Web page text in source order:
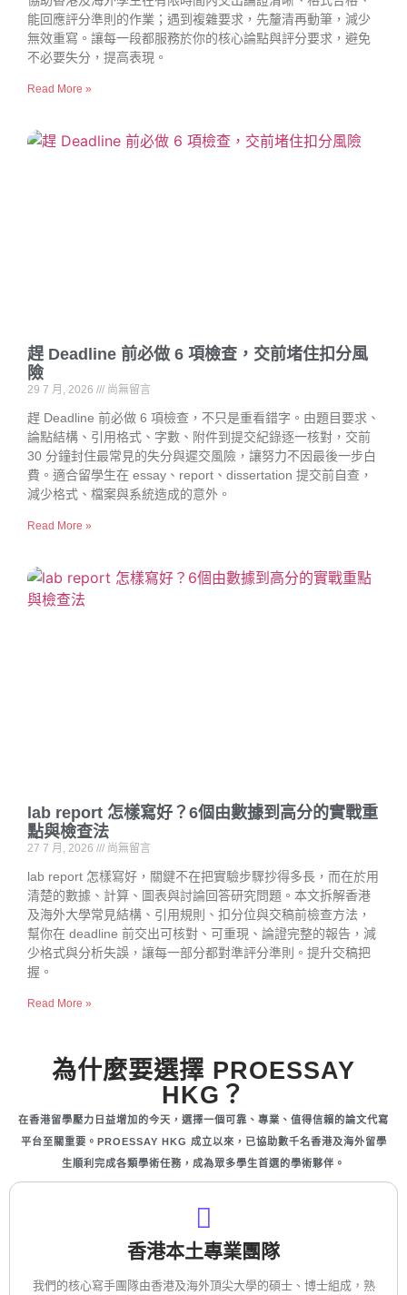
能回應評分準則的作業；遇到複雜要求，先釐清再動筆，減少
無效重寫。讓每一段都服務於你的核心論點與評分要求，避免
不必要失分，提高表現。
Read More »
趕 Deadline 前必做 6 項檢查，交前堵住扣分風
險
29 7 月, 2026 尚無留言
趕 Deadline 前必做 6 項檢查，不只是重看錯字。由題目要求、
論點結構、引用格式、字數、附件到提交紀錄逐一核對，交前
30 分鐘封住最常見的失分與遲交風險，讓努力不因最後一步白
費。適合留學生在 essay、report、dissertation 提交前自查，
減少格式、檔案與系統造成的意外。
Read More »
lab report 怎樣寫好？6個由數據到高分的實戰重
點與檢查法
27 7 月, 2026 尚無留言
lab report 怎樣寫好，關鍵不在把實驗步驟抄得多長，而在於用
清楚的數據、計算、圖表與討論回答研究問題。本文拆解香港
及海外大學常見結構、引用規則、扣分位與交稿前檢查方法，
幫你在 deadline 前交出可核對、可重現、論證完整的報告，減
少格式與分析失誤，讓每一部分都對準評分準則。提升交稿把
握。
Read More »
為什麼要選擇 PROESSAY
HKG？
在香港留學壓力日益增加的今天，選擇一個可靠、專業、值得信賴的論文代寫
平台至關重要。PROESSAY HKG 成立以來，已協助數千名香港及海外留學
生順利完成各類學術任務，成為眾多學生首選的學術夥伴。
香港本土專業團隊
我們的核心寫手團隊由香港及海外頂尖大學的碩士、博士組成，熟